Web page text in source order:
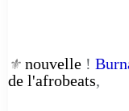
⚜️ nouvelle !
de l'afrobeats,